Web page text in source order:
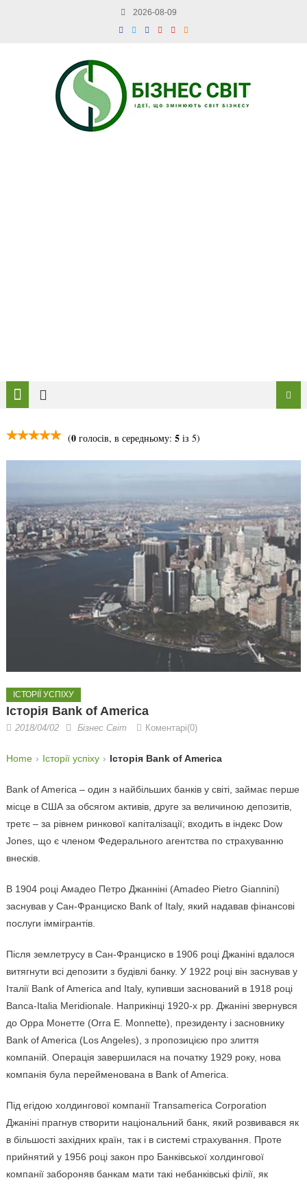
2026-08-09
(0голосів, в середньому: 5із 5)
ІСТОРІЇ УСПІХУ
Історія Bank of America
2018/04/02 Бізнес Світ Коментарі(0)
Home Історії успіху Історія Bank of America
Bank of America – один з найбільших банків у світі, займає перше
місце в США за обсягом активів, друге за величиною депозитів,
третє – за рівнем ринкової капіталізації; входить в індекс Dow
Jones, що є членом Федерального агентства по страхуванню
внесків.
В 1904 році Амадео Петро Джанніні (Amadeo Pietro Giannini)
заснував у Сан-Франциско Bank of Italy, який надавав фінансові
послуги іммігрантів.
Після землетрусу в Сан-Франциско в 1906 році Джаніні вдалося
витягнути всі депозити з будівлі банку. У 1922 році він заснував у
Італії Bank of America and Italy, купивши заснований в 1918 році
Banca-Italia Meridionale. Наприкінці 1920-х рр. Джаніні звернувся
до Орра Монетте (Orra E. Monnette), президенту і засновнику
Bank of America (Los Angeles), з пропозицією про злиття
компаній. Операція завершилася на початку 1929 року, нова
компанія була перейменована в Bank of America.
Під егідою холдингової компанії Transamerica Corporation
Джаніні прагнув створити національний банк, який розвивався як
в більшості західних країн, так і в системі страхування. Проте
прийнятий у 1956 році закон про Банківської холдингової
компанії забороняв банкам мати такі небанківські філії, як